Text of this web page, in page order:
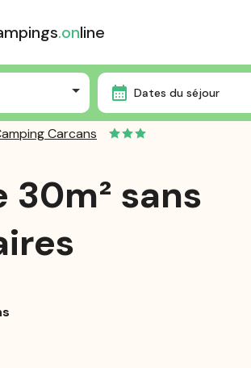
.online
Dates du séjour
Wellness Sport Camping Carcans Lodge
Carcans
30m² sans